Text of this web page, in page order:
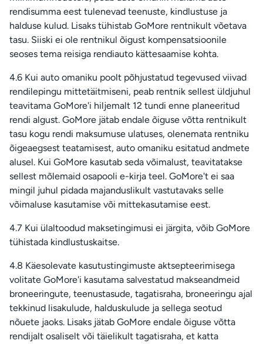
rendisumma eest tulenevad teenuste, kindlustuse ja
halduse kulud. Lisaks tühistab GoMore rentnikult võetava
tasu. Siiski ei ole rentnikul õigust kompensatsioonile
seoses tema reisiga rendiauto kättesaamise kohta.
4.6 Kui auto omaniku poolt põhjustatud tegevused viivad
rendilepingu mittetäitmiseni, peab rentnik sellest üldjuhul
teavitama GoMore'i hiljemalt 12 tundi enne planeeritud
rendi algust. GoMore jätab endale õiguse võtta rentnikult
tasu kogu rendi maksumuse ulatuses, olenemata rentniku
õigeaegsest teatamisest, auto omaniku esitatud andmete
alusel. Kui GoMore kasutab seda võimalust, teavitatakse
sellest mõlemaid osapooli e-kirja teel. GoMore't ei saa
mingil juhul pidada majanduslikult vastutavaks selle
võimaluse kasutamise või mittekasutamise eest.
4.7 Kui ülaltoodud maksetingimusi ei järgita, võib GoMore
tühistada kindlustuskaitse.
4.8 Käesolevate kasutustingimuste aktsepteerimisega
volitate GoMore'i kasutama salvestatud makseandmeid
broneeringute, teenustasude, tagatisraha, broneeringu ajal
tekkinud lisakulude, halduskulude ja sellega seotud
nõuete jaoks. Lisaks jätab GoMore endale õiguse võtta
rendijalt osaliselt või täielikult tagatisraha, et katta